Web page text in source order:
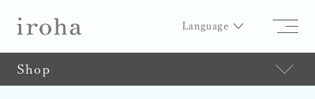
Language
Shop